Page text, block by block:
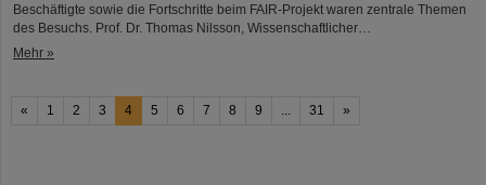
Beschäftigte sowie die Fortschritte beim FAIR-Projekt waren zentrale Themen
des Besuchs. Prof. Dr. Thomas Nilsson, Wissenschaftlicher…
Mehr »
« 1 2 3 4 5 6 7 8 9 ... 31 »